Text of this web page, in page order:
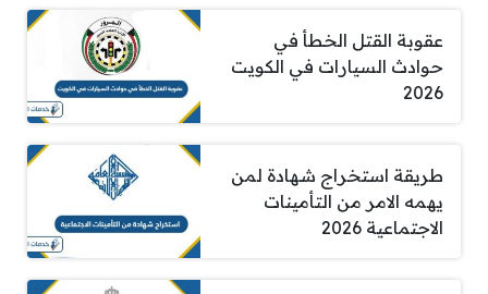
عقوبة القتل الخطأ في
حوادث السيارات في الكويت
2026
طريقة استخراج شهادة لمن
يهمه الامر من التأمينات
الاجتماعية 2026